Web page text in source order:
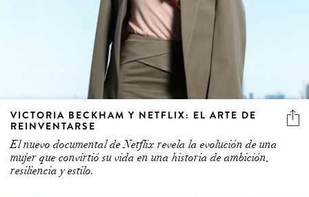
VICTORIA BECKHAM Y NETFLIX: EL ARTE DE
REINVENTARSE
El nuevo documental de Netflix revela la evolución de una
mujer que convirtió su vida en una historia de ambición,
resiliencia y estilo.